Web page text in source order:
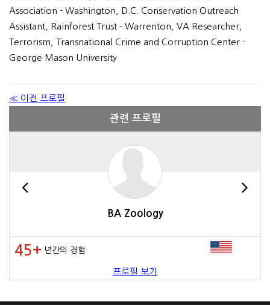
Association - Washington, D.C. Conservation Outreach
Assistant, Rainforest Trust - Warrenton, VA Researcher,
Terrorism, Transnational Crime and Corruption Center -
George Mason University
≪ 이전 프로필
관련 프로필
BA Zoology
45+ 년간의 경험
프로필 보기